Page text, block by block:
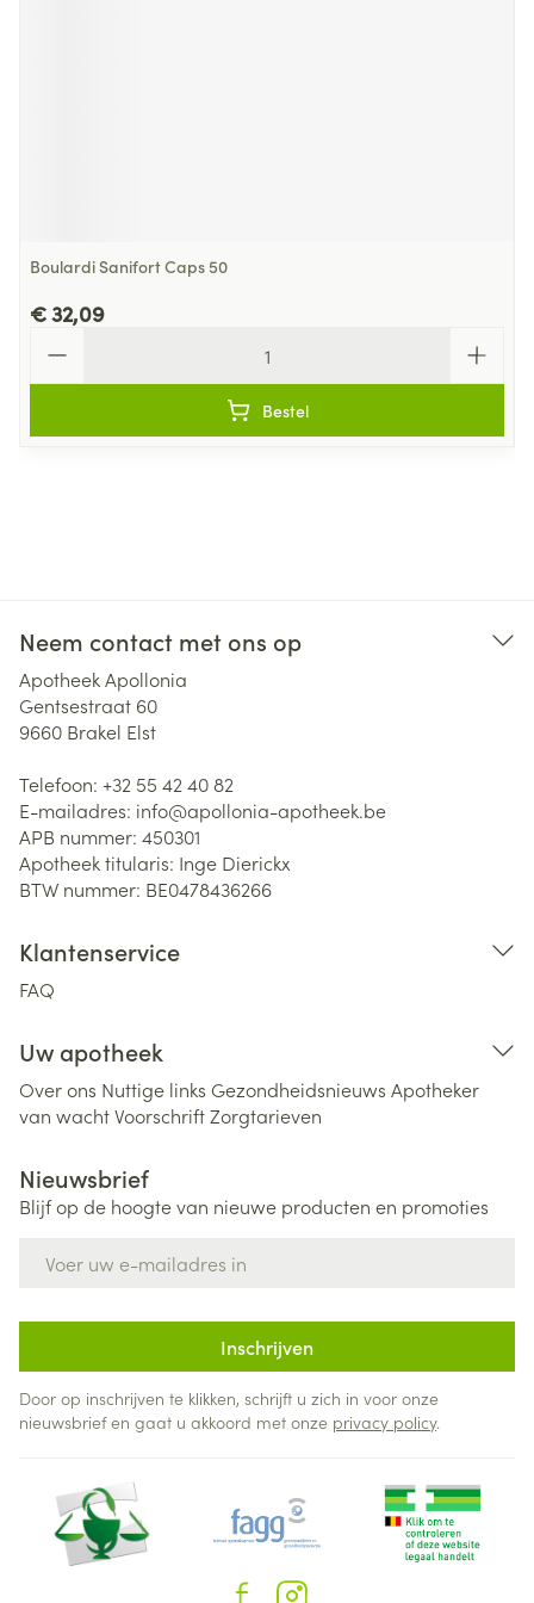
Boulardi Sanifort Caps 50
€ 32,09
Bestel
Neem contact met ons op
Apotheek Apollonia
Gentsestraat 60
9660 Brakel Elst
Telefoon: +32 55 42 40 82
E-mailadres: info@apollonia-apotheek.be
APB nummer: 450301
Apotheek titularis: Inge Dierickx
BTW nummer: BE0478436266
Klantenservice
FAQ
Uw apotheek
Over ons Nuttige links Gezondheidsnieuws Apotheker
van wachtVoorschriftZorgtarieven
Nieuwsbrief
Blijf op de hoogte van nieuwe producten en promoties
Inschrijven
Door op inschrijven te klikken, schrijft u zich in voor onze
nieuwsbrief en gaat u akkoord met onze privacy policy.